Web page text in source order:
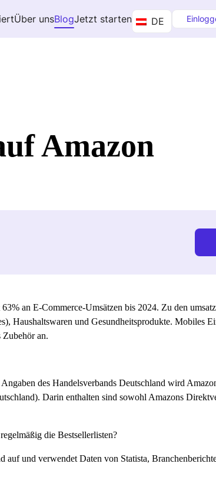
Über unsBlogJetzt starten DE
Amazon
an E-Commerce-Umsätzen bis 2024. Zu den
Haushaltswaren und Gesundheitsprodukte. Mobiles
Zubehör an.
des Handelsverbands Deutschland wird
Darin enthalten sind sowohl Amazons
die Bestsellerlisten?
und verwendet Daten von Statista,